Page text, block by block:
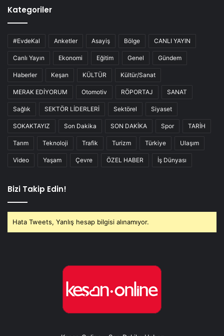
Kategoriler
#EvdeKal Anketler Asayiş Bölge CANLI YAYIN
Canlı Yayın Ekonomi Eğitim Genel Gündem
Haberler Keşan KÜLTÜR Kültür/Sanat
MERAK EDİYORUM Otomotiv RÖPORTAJ SANAT
Sağlık SEKTÖR LİDERLERİ Sektörel Siyaset
SOKAKTAYIZ Son Dakika SON DAKİKA Spor TARİH
Tarım Teknoloji Trafik Turizm Türkiye Ulaşım
Video Yaşam Çevre ÖZEL HABER İş Dünyası
Bizi Takip Edin!
Hata Tweets, Yanlış hesap bilgisi alınamıyor.